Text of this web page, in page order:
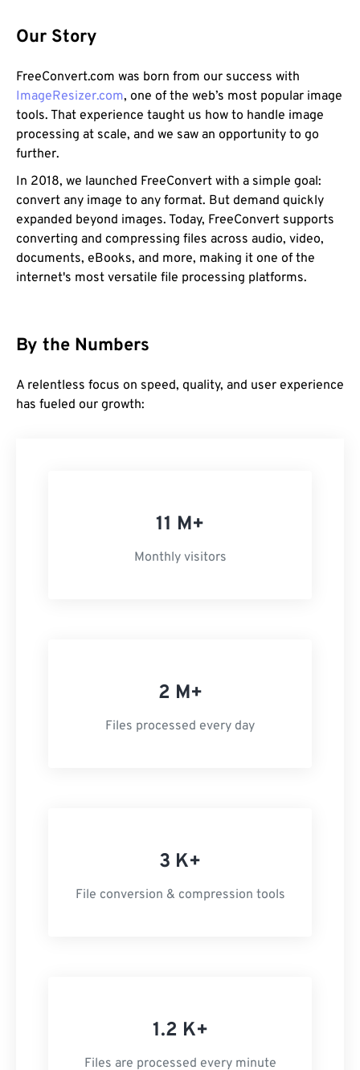
Our Story
FreeConvert.com was born from our success with
ImageResizer.com, one of the web’s most popular image
tools. That experience taught us how to handle image
processing at scale, and we saw an opportunity to go
further.
In 2018, we launched FreeConvert with a simple goal:
convert any image to any format. But demand quickly
expanded beyond images. Today, FreeConvert supports
converting and compressing files across audio, video,
documents, eBooks, and more, making it one of the
internet's most versatile file processing platforms.
By the Numbers
A relentless focus on speed, quality, and user experience
has fueled our growth:
11 M+
Monthly visitors
2 M+
Files processed every day
3 K+
File conversion & compression tools
1.2 K+
Files are processed every minute